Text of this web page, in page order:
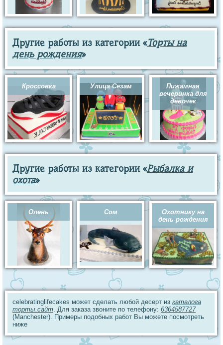
Другие работы из категории «Торты на
день рождения»
Кроссовка Улица Сезам
Пижамная
вечеринка для
девочек
Другие работы из категории «Рыбалка и
охота»
Олень Сом
Охотнику на
день рождения
celebratinglifecakes может сделать любой десерт из каталога
торты.сайт . Для заказа звоните по телефону: 6364587727
(Manchester). Примеры подобных работ Вы можете посмотреть
ниже